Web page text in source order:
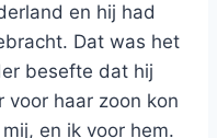
en hij had
Dat was het
besefte dat hij
voor haar zoon kon
en ik voor hem.